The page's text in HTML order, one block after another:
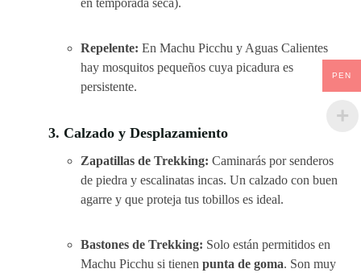
Repelente: En Machu Picchu y Aguas Calientes
hay mosquitos pequeños cuya picadura es
persistente.
3. Calzado y Desplazamiento
Zapatillas de Trekking: Caminarás por senderos
de piedra y escalinatas incas. Un calzado con buen
agarre y que proteja tus tobillos es ideal.
Bastones de Trekking: Solo están permitidos en
Machu Picchu si tienen punta de goma. Son muy
PEN